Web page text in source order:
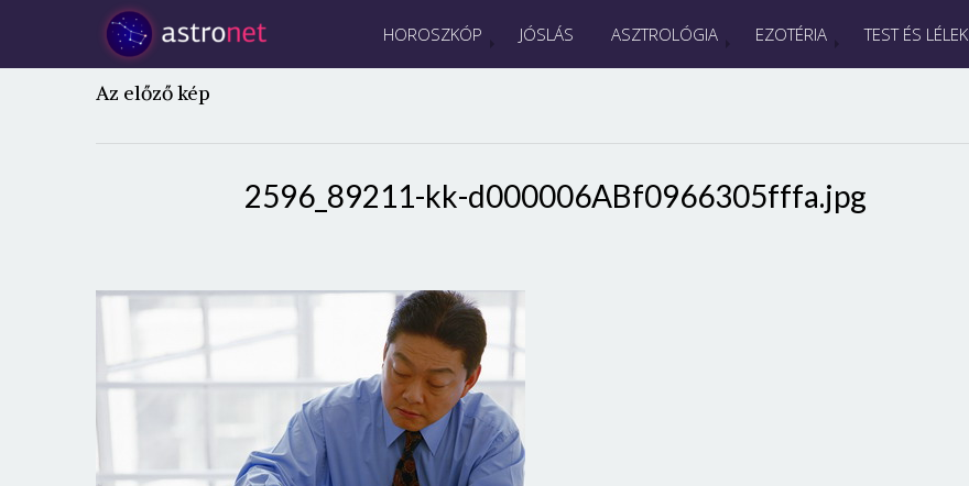
HOROSZKÓP JÓSLÁS ASZTROLÓGIA EZOTÉRIA TEST ÉS LÉLEK
Az előző kép
2596_89211-kk-d000006ABf0966305fffa.jpg